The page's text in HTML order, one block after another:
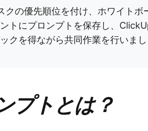
クの優先順位を付け、ホワイトボ
トにプロンプトを保存し、
クを得ながら共同作業を行いまし
プトとは？